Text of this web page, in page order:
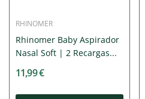
RHINOMER
Rhinomer Baby Aspirador
Nasal Soft | 2 Recargas...
11,99 €